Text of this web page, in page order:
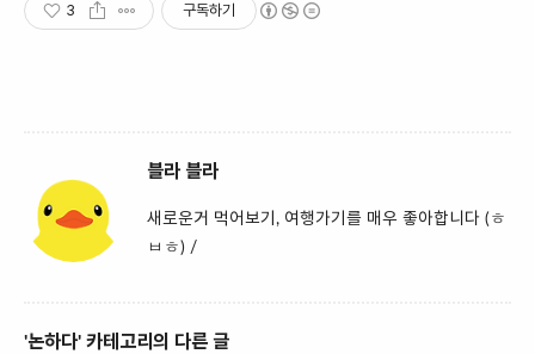
3 구독하기
블라 블라
새로운거 먹어보기, 여행가기를 매우 좋아합니다 (ㅎ
ㅂㅎ) /
'논하다' 카테고리의 다른 글